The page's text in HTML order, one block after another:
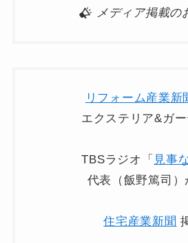
メディア掲載の
リフォーム産業新
エクステリア&ガ
TBSラジオ「 見事
代表（飯野篤司）
住宅産業新聞